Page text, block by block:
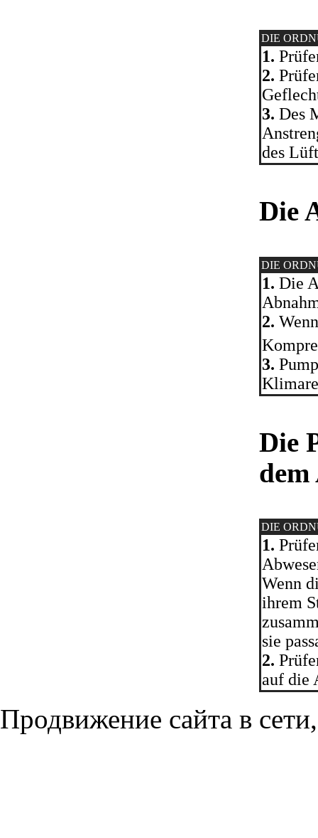
DIE
1.
2.
3. Des
des
Die
DIE
1. Die
2.
3.
Die
DIE
1.
Wenn
ihrem
sie
2.
auf die
Продвижение сайта в